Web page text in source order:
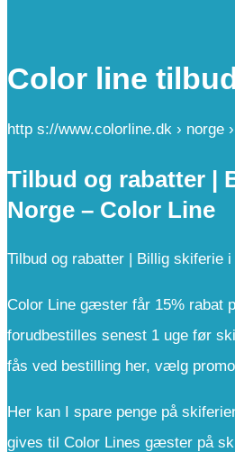
Color line
http s://www.colorline.dk › norge
Tilbud og rabatter |
Norge – Color Line
Tilbud og rabatter | Billig skiferie
Color Line gæster får 15% rabat
forudbestilles senest 1 uge før
fås ved bestilling her, vælg
Her kan I spare penge på
gives til Color Lines gæster på